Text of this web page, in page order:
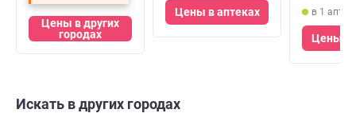
Цены в других
городах
Цены в аптеках в 1
Цены в
Искать в других городах